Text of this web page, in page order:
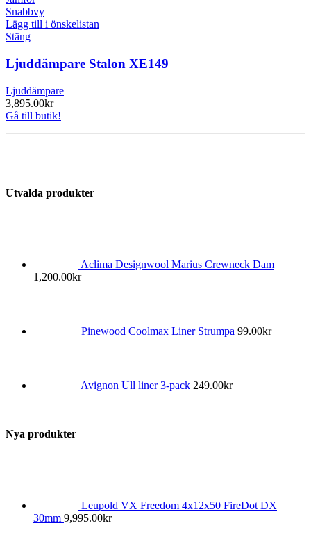
Snabbvy
Lägg till i önskelistan
Stäng
Ljuddämpare Stalon XE149
Ljuddämpare
3,895.00kr
Gå till butik!
Utvalda produkter
Aclima Designwool Marius Crewneck Dam
1,200.00kr
Pinewood Coolmax Liner Strumpa 99.00kr
Avignon Ull liner 3-pack 249.00kr
Nya produkter
Leupold VX Freedom 4x12x50 FireDot DX
30mm 9,995.00kr